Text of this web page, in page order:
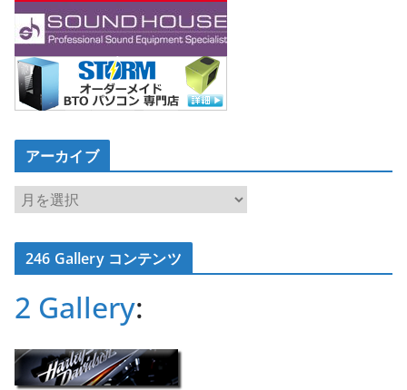
アーカイブ
ア
ー
カ
イ246 Gallery コンテンツ
2 Gallery: